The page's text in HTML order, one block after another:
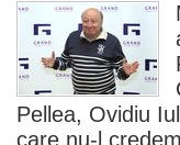
Pellea, Ovidiu
care nu-l